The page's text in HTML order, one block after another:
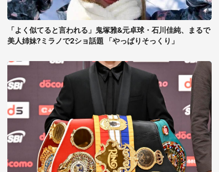
「よく似てると言われる」鬼塚雅&元卓球・石川佳純、まるで
美人姉妹?ミラノで2ショ話題 「やっぱりそっくり」